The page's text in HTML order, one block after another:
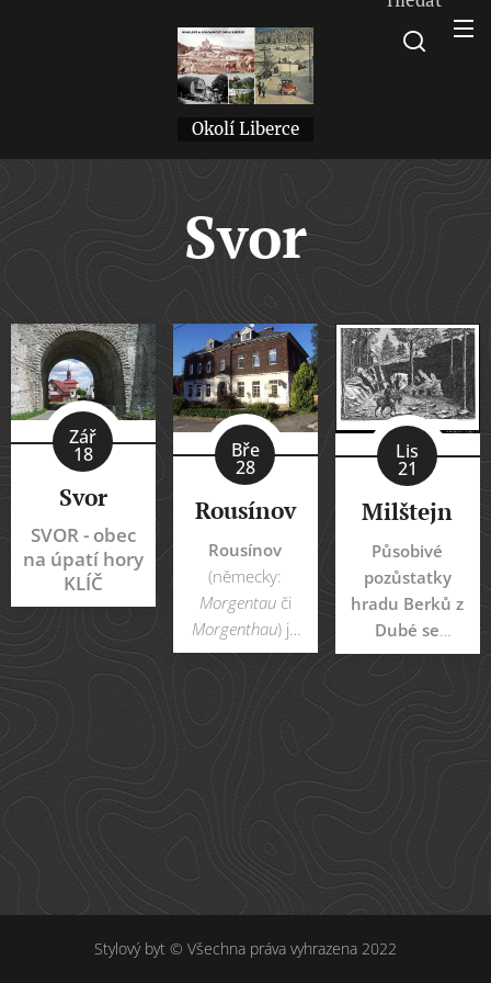
Okolí Liberce
Svor
Zář
18
Svor
SVOR - obec
na úpatí hory
KLÍČ
Bře
28
Rousínov
Rousínov
(německy:
Morgentauči
Morgenthau) je
malebná
vesnička v
Lis
21
Milštejn
Působivé
pozůstatky
hradu Berků z
Dubé se
nacházejí 8 km
směrem od
Nového Boru
Lužických
horách. Od
středověku se
v okolí hradu
Stylový byt © Všechna práva vyhrazena 2022